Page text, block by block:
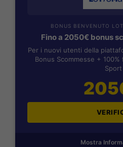
BONUS BENVENUTO
Fino a 2050€ bonus
Per i nuovi utenti della
Bonus Scommesse +
Sport
Mostra